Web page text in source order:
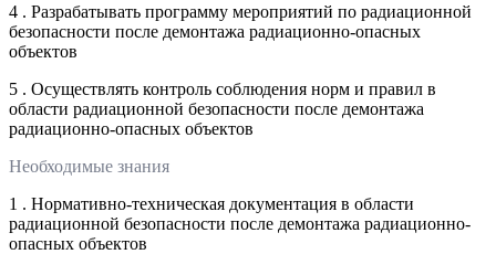
4 . Разрабатывать программу мероприятий по радиационной
безопасности после демонтажа радиационно-опасных
объектов
5 . Осуществлять контроль соблюдения норм и правил в
области радиационной безопасности после демонтажа
радиационно-опасных объектов
Необходимые знания
1 . Нормативно-техническая документация в области
радиационной безопасности после демонтажа радиационно-
опасных объектов